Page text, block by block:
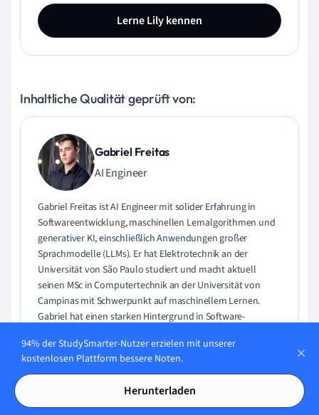
Lerne Lily kennen
Inhaltliche Qualität geprüft von:
Gabriel Freitas
AI Engineer
Gabriel Freitas ist AI Engineer mit solider Erfahrung in
Softwareentwicklung, maschinellen Lernalgorithmen und
generativer KI, einschließlich Anwendungen großer
Sprachmodelle (LLMs). Er hat Elektrotechnik an der
Universität von São Paulo studiert und macht aktuell
seinen MSc in Computertechnik an der Universität von
Campinas mit Schwerpunkt auf maschinellem Lernen.
Gabriel hat einen starken Hintergrund in Software-
Embedded AI und LLM-Anwendungen gearbeitet.
Lerne Gabriel kennen
94% der StudySmarter-Nutzer erzielen mit unserer
kostenlosen Plattform bessere Noten.
Herunterladen